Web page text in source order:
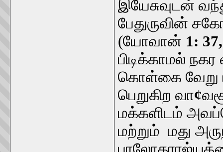
இயேசுவுடன்
பேதுருவின்
(யோவான் 1:
பிடிக்காமல்
கொள்கை வேறு
பெறுகிற வா¢
மக்களிடம்
மற்றும் மது